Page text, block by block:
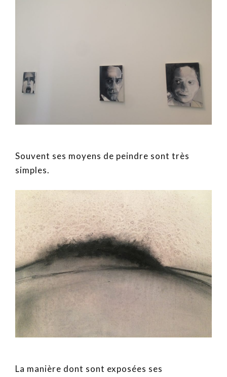
Souvent ses moyens de peindre sont très
simples.
La manière dont sont exposées ses